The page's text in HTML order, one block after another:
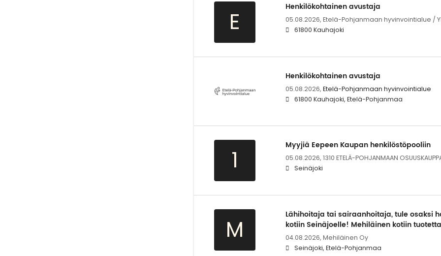
E
Henkilökohtainen avustaja
05.08.2026, Etelä-Pohjanmaan hyvinvointialue /
61800 Kauhajoki
Henkilökohtainen avustaja
05.08.2026, Etelä-Pohjanmaan hyvinvointialue
61800 Kauhajoki, Etelä-Pohjanmaa
1
Myyjiä Eepeen Kaupan henkilöstöpooliin
05.08.2026, 1310 ETELÄ-POHJANMAAN
Seinäjoki
M
Lähihoitaja tai sairaanhoitaja, tule osaksi
kotiin Seinäjoelle! Mehiläinen kotiin
04.08.2026, Mehiläinen Oy
Seinäjoki, Etelä-Pohjanmaa